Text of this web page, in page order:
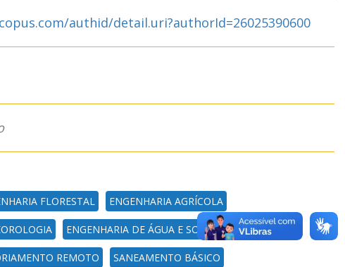
authid/detail.uri?authorId=26025390600
FLORESTAL ENGENHARIA AGRÍCOLA
ENGENHARIA DE ÁGUA E SOLO GEOCIÊNCIAS
REMOTO SANEAMENTO BÁSICO